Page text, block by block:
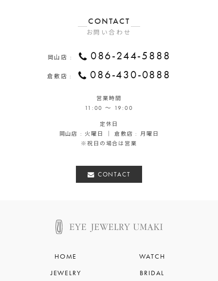
CONTACT
お問い合わせ
岡山店 : 086-244-5888
倉敷店 : 086-430-0888
営業時間
11:00 ～ 19:00
定休日
岡山店 : 火曜日 ｜ 倉敷店 : 月曜日
※祝日の場合は営業
CONTACT
HOME
WATCH
JEWELRY
BRIDAL